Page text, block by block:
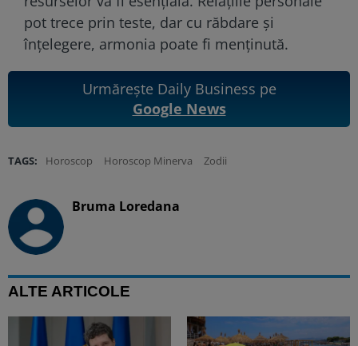
pot trece prin teste, dar cu răbdare și
înțelegere, armonia poate fi menținută.
Urmărește Daily Business pe
Google News
TAGS: Horoscop Horoscop Minerva Zodii
Bruma Loredana
ALTE ARTICOLE